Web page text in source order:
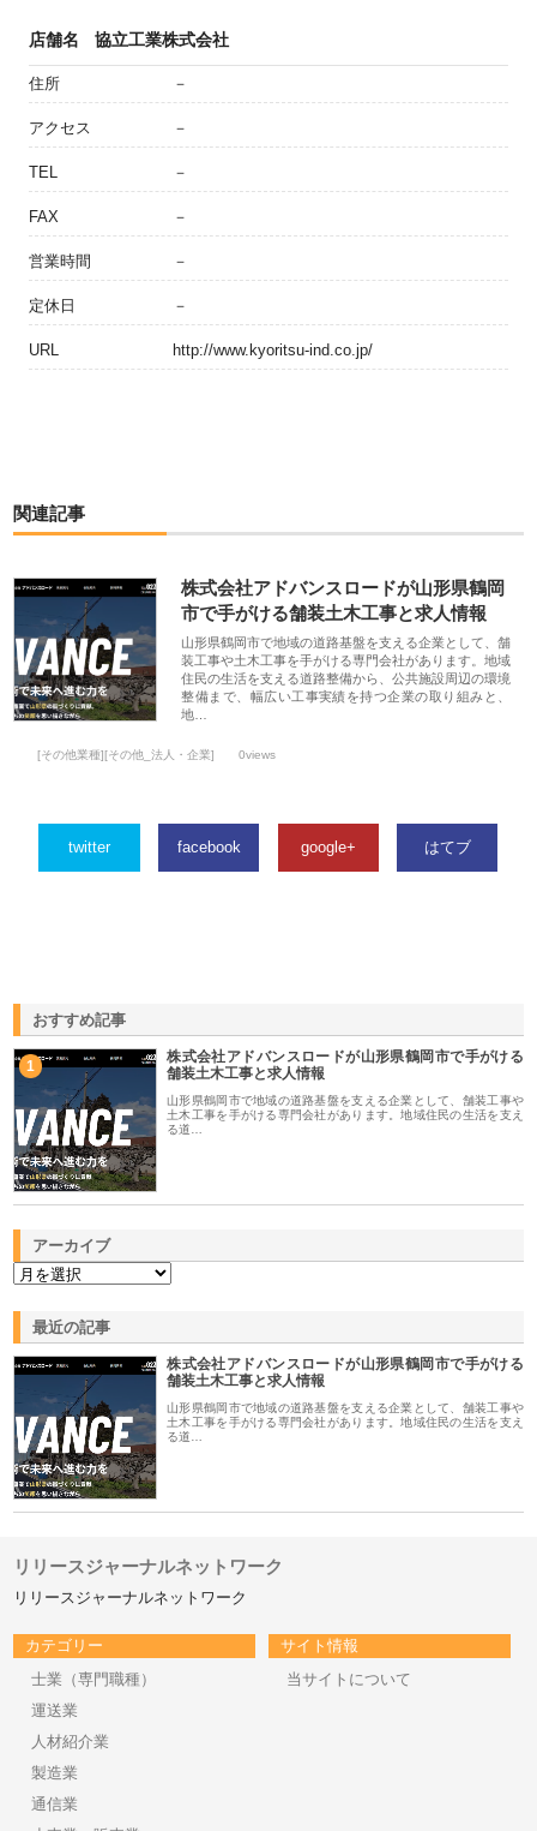
店舗名 協立工業株式会社
住所 －
アクセス －
TEL －
FAX －
営業時間 －
定休日 －
URL http://www.kyoritsu-ind.co.jp/
関連記事
株式会社アドバンスロードが山形県鶴岡
市で手がける舗装土木工事と求人情報
山形県鶴岡市で地域の道路基盤を支える企業として、舗
装工事や土木工事を手がける専門会社があります。地域
住民の生活を支える道路整備から、公共施設周辺の環境
整備まで、幅広い工事実績を持つ企業の取り組みと、
地…
[その他業種][その他_法人・企業] 0views
twitter facebook google+ はてブ
おすすめ記事
1
株式会社アドバンスロードが山形県鶴岡市で手がける
舗装土木工事と求人情報
山形県鶴岡市で地域の道路基盤を支える企業として、舗装工事や
土木工事を手がける専門会社があります。地域住民の生活を支え
る道…
アーカイブ
最近の記事
株式会社アドバンスロードが山形県鶴岡市で手がける
舗装土木工事と求人情報
山形県鶴岡市で地域の道路基盤を支える企業として、舗装工事や
土木工事を手がける専門会社があります。地域住民の生活を支え
る道…
リリースジャーナルネットワーク
リリースジャーナルネットワーク
カテゴリー
士業（専門職種）
運送業
人材紹介業
製造業
通信業
サイト情報
当サイトについて